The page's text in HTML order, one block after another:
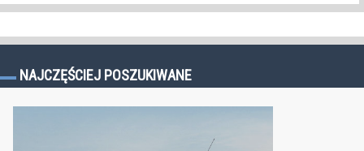
NAJCZĘŚCIEJ POSZUKIWANE